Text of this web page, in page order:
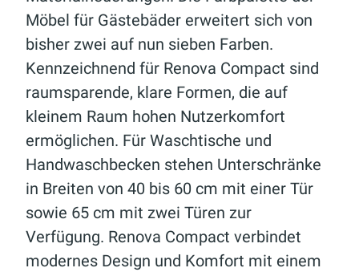
Möbel für Gästebäder erweitert sich von
bisher zwei auf nun sieben Farben.
Kennzeichnend für Renova Compact sind
raumsparende, klare Formen, die auf
kleinem Raum hohen Nutzerkomfort
ermöglichen. Für Waschtische und
Handwaschbecken stehen Unterschränke
in Breiten von 40 bis 60 cm mit einer Tür
sowie 65 cm mit zwei Türen zur
Verfügung. Renova Compact verbindet
modernes Design und Komfort mit einem